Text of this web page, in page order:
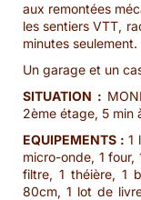
aux remontées
les sentiers VTT,
minutes seulement.
Un garage et un
SITUATION :
2ème étage, 5 min
EQUIPEMENTS : 1
micro-onde, 1
filtre, 1 théière, 1
80cm, 1 lot de